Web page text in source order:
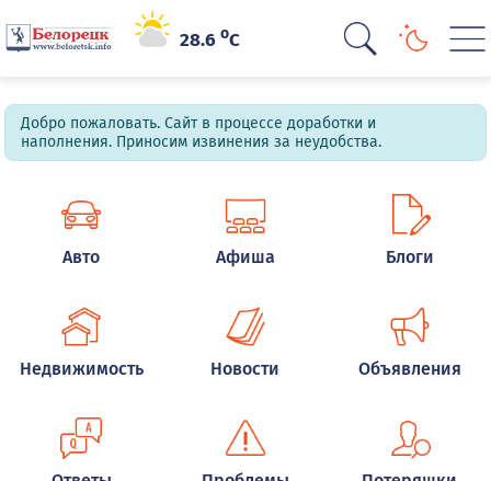
28.6oC
Добро пожаловать. Сайт в процессе доработки и
наполнения. Приносим извинения за неудобства.
Авто Афиша Блоги
Недвижимость Новости Объявления